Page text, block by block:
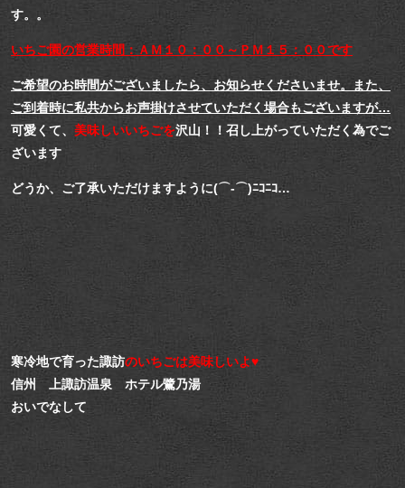
す。。
いちご園の営業時間：ＡＭ１０：００～ＰＭ１５：００です
ご希望のお時間がございましたら、お知らせくださいませ。
また、
ご到着時に私共からお声掛けさせていただく場合もございますが…
可愛くて、 美味しいいちごを沢山！！召し上がっていただく為でご
ざいます
どうか、ご了承いただけますように(⌒-⌒)ﾆｺﾆｺ…
寒冷地で育った諏訪のいちごは美味しいよ♥
信州 上諏訪温泉 ホテル鷺乃湯
おいでなして